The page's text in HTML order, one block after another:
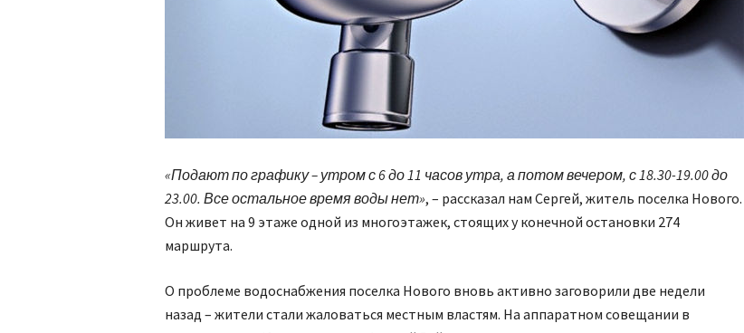
«Подают по графику – утром с 6 до 11 часов утра, а потом вечером, с 18.30-19.00 до
23.00. Все остальное время воды нет», – рассказал нам Сергей, житель поселка Нового.
Он живет на 9 этаже одной из многоэтажек, стоящих у конечной остановки 274
маршрута.
О проблеме водоснабжения поселка Нового вновь активно заговорили две недели
назад – жители стали жаловаться местным властям. На аппаратном совещании в